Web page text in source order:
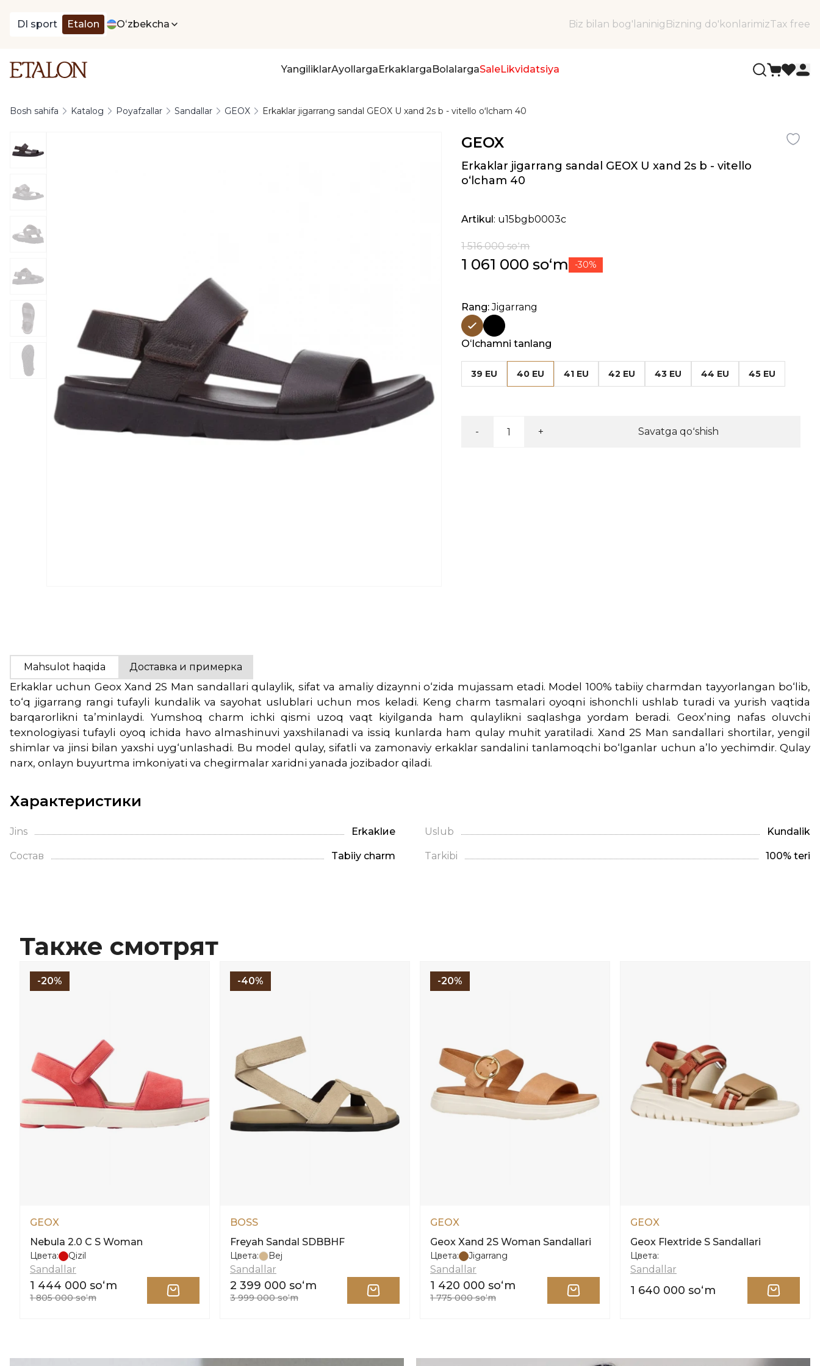
DI sport Etalon Oʻzbekcha Biz bilan bog'laninig Bizning do'konlarimizTax free
YangiliklarAyollargaErkaklargaBolalargaSaleLikvidatsiya
Bosh sahifa Katalog Poyafzallar Sandallar GEOX Erkaklar jigarrang sandal GEOX U xand 2s b - vitello oʻlcham 40
GEOX
Erkaklar jigarrang sandal GEOX U xand 2s b - vitello
oʻlcham 40
Artikul: u15bgb0003c
1 516 000 soʻm
1 061 000 soʻm -30%
Rang:Jigarrang
Oʻlchamni tanlang
39 EU 40 EU 41 EU 42 EU 43 EU 44 EU 45 EU
- + Savatga qoʻshish
Mahsulot haqida Доставка и примерка
Erkaklar uchun Geox Xand 2S Man sandallari qulaylik, sifat va amaliy dizaynni o‘zida mujassam etadi. Model 100% tabiiy charmdan tayyorlangan bo‘lib,
to‘q jigarrang rangi tufayli kundalik va sayohat uslublari uchun mos keladi. Keng charm tasmalari oyoqni ishonchli ushlab turadi va yurish vaqtida
barqarorlikni ta’minlaydi. Yumshoq charm ichki qismi uzoq vaqt kiyilganda ham qulaylikni saqlashga yordam beradi. Geox’ning nafas oluvchi
texnologiyasi tufayli oyoq ichida havo almashinuvi yaxshilanadi va issiq kunlarda ham qulay muhit yaratiladi. Xand 2S Man sandallari shortilar, yengil
shimlar va jinsi bilan yaxshi uyg‘unlashadi. Bu model qulay, sifatli va zamonaviy erkaklar sandalini tanlamoqchi bo‘lganlar uchun a’lo yechimdir. Qulay
narx, onlayn buyurtma imkoniyati va chegirmalar xaridni yanada jozibador qiladi.
Характеристики
Jins Erkaklие Uslub Kundalik
Состав Tabiiy charm Tarkibi 100% teri
Также смотрят
-20%
GEOX
Nebula 2.0 C S Woman
Цвета: Qizil
Sandallar
1 444 000 soʻm
1 805 000 soʻm
-40%
BOSS
Freyah Sandal SDBBHF
Цвета: Bej
Sandallar
2 399 000 soʻm
3 999 000 soʻm
-20%
GEOX
Geox Xand 2S Woman Sandallari
Цвета: Jigarrang
Sandallar
1 420 000 soʻm
1 775 000 soʻm
GEOX
Geox Flextride S Sandallari
Цвета:
Sandallar
1 640 000 soʻm